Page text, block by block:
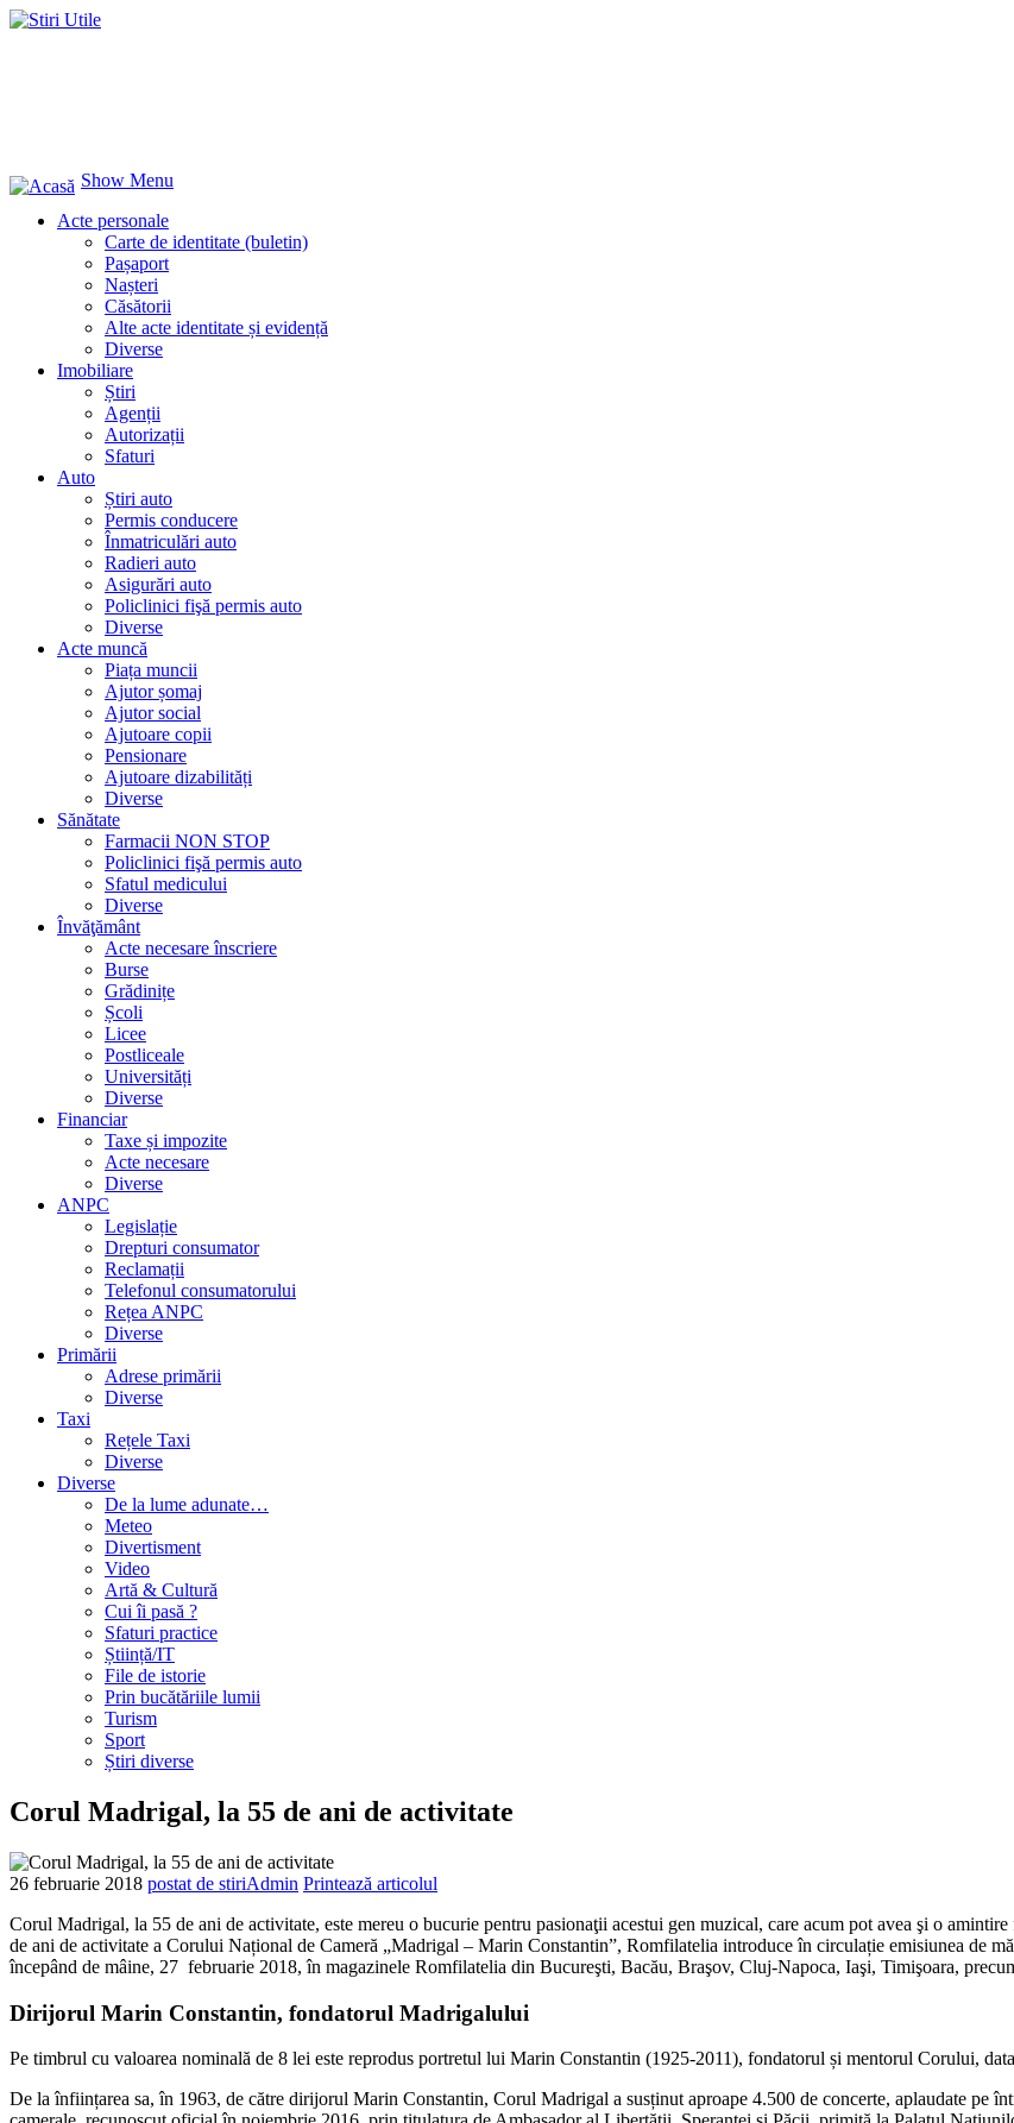
Show Menu
Acte personale
Carte de identitate (buletin)
Pașaport
Nașteri
Căsătorii
Alte acte identitate și evidență
Diverse
Imobiliare
Știri
Agenții
Autorizații
Sfaturi
Auto
Știri auto
Permis conducere
Înmatriculări auto
Radieri auto
Asigurări auto
Policlinici fişă permis auto
Diverse
Acte muncă
Piața muncii
Ajutor șomaj
Ajutor social
Ajutoare copii
Pensionare
Ajutoare dizabilități
Diverse
Sănătate
Farmacii NON STOP
Policlinici fişă permis auto
Sfatul medicului
Diverse
Învăţământ
Acte necesare înscriere
Burse
Grădinițe
Școli
Licee
Postliceale
Universități
Diverse
Financiar
Taxe și impozite
Acte necesare
Diverse
ANPC
Legislație
Drepturi consumator
Reclamații
Telefonul consumatorului
Rețea ANPC
Diverse
Primării
Adrese primării
Diverse
Taxi
Rețele Taxi
Diverse
Diverse
De la lume adunate…
Meteo
Divertisment
Video
Artă & Cultură
Cui îi pasă ?
Sfaturi practice
Știință/IT
File de istorie
Prin bucătăriile lumii
Turism
Sport
Știri diverse
Corul Madrigal, la 55 de ani de activitate
26 februarie 2018 postat de stiriAdmin Printează articolul
Corul Madrigal, la 55 de ani de activitate, este mereu o bucurie pentru pasionaţii acestui gen muzical, care acum pot avea şi o
de ani de activitate a Corului Național de Cameră „Madrigal – Marin Constantin”, Romfilatelia introduce în circulație emisiunea de
începând de mâine, 27 februarie 2018, în magazinele Romfilatelia din Bucureşti, Bacău, Braşov, Cluj-Napoca, Iaşi, Timişoara,
Dirijorul Marin Constantin, fondatorul Madrigalului
Pe timbrul cu valoarea nominală de 8 lei este reprodus portretul lui Marin Constantin (1925-2011), fondatorul și mentorul Corului,
De la înființarea sa, în 1963, de către dirijorul Marin Constantin, Corul Madrigal a susținut aproape 4.500 de concerte, aplaudate pe